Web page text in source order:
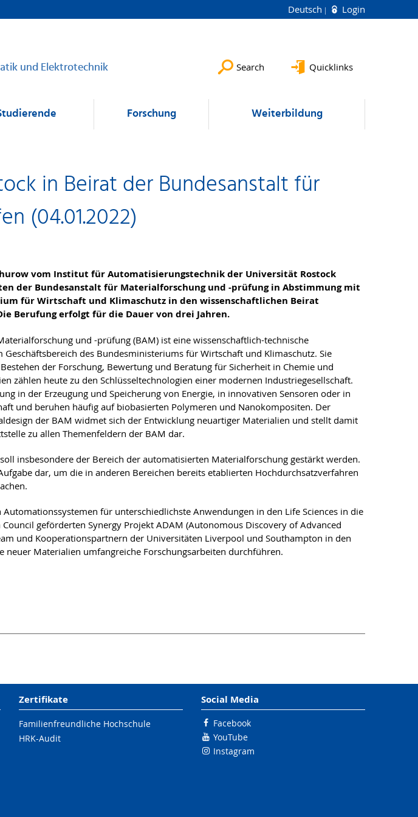
Deutsch Login
und Elektrotechnik Search Quicklinks
Forschung Weiterbildung
in Beirat der Bundesanstalt für
(04.01.2022)
vom Institut für Automatisierungstechnik der Universität Rostock
der Bundesanstalt für Materialforschung und -prüfung in Abstimmung mit
für Wirtschaft und Klimaschutz in den wissenschaftlichen Beirat
Berufung erfolgt für die Dauer von drei Jahren.
und -prüfung (BAM) ist eine wissenschaftlich-technische
Geschäftsbereich des Bundesministeriums für Wirtschaft und Klimaschutz. Sie
der Forschung, Bewertung und Beratung für Sicherheit in Chemie und
zählen heute zu den Schlüsseltechnologien einer modernen Industriegesellschaft.
in der Erzeugung und Speicherung von Energie, in innovativen Sensoren oder in
und beruhen häufig auf biobasierten Polymeren und Nanokompositen. Der
der BAM widmet sich der Entwicklung neuartiger Materialien und stellt damit
zu allen Themenfeldern der BAM dar.
insbesondere der Bereich der automatisierten Materialforschung gestärkt werden.
dar, um die in anderen Bereichen bereits etablierten Hochdurchsatzverfahren
für unterschiedlichste Anwendungen in den Life Sciences in die
geförderten Synergy Projekt ADAM (Autonomous Discovery of Advanced
und Kooperationspartnern der Universitäten Liverpool und Southampton in den
neuer Materialien umfangreiche Forschungsarbeiten durchführen.
Zertifikate
Familienfreundliche Hochschule
HRK-Audit
Social Media
Facebook
YouTube
Instagram